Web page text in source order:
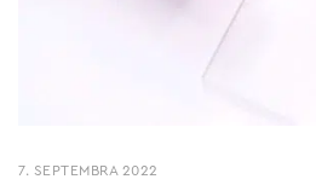
7. SEPTEMBRA 2022